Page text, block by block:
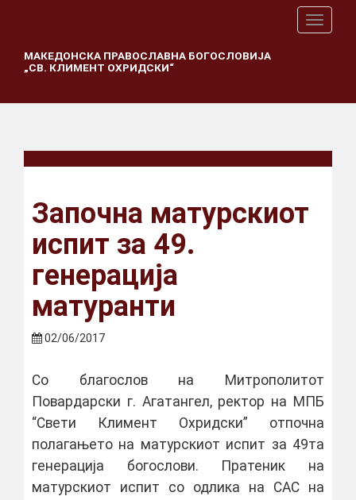
T
o
e
v
i
МАКЕДОНСКА ПРАВОСЛАВНА БОГОСЛОВИЈА
„СВ. КЛИМЕНТ ОХРИДСКИ“
Започна матурскиот
испит за 49.
генерација
матуранти
02/06/2017
Со благослов на Митрополитот
Повардарски г. Агатангел, ректор на МПБ
“Свети Климент Охридски” отпочна
полагањето на матурскиот испит за 49та
генерација богослови. Пратеник на
матурскиот испит со одлика на САС на